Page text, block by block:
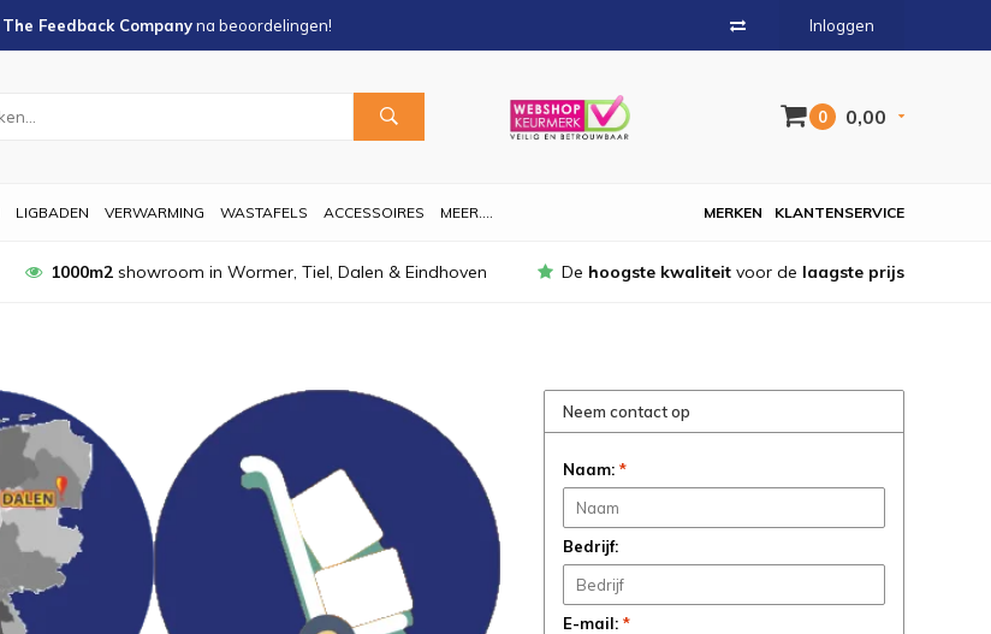
The Feedback Companyna beoordelingen! Inloggen
0 0,00
LIGBADEN VERWARMING WASTAFELS ACCESSOIRES MEER.... KLANTENSERVICE
MERKEN
1000m2showroom in Wormer, Tiel, Dalen & Eindhoven De hoogste kwaliteit voor de laagste prijs
Neem contact op
Naam: *
Bedrijf:
E-mail: *